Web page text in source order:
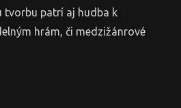
tvorbu patrí aj hudba k
hrám, či medzižánrové